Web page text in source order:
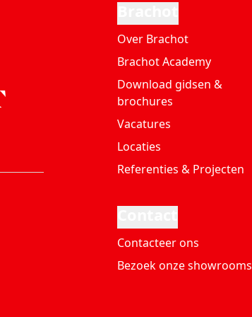
Over Brachot
Brachot Academy
Download gidsen &
brochures
Vacatures
Locaties
Referenties & Projecten
Contacteer ons
Bezoek onze showrooms